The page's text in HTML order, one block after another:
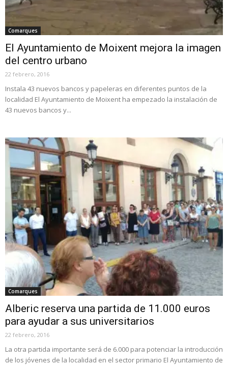
Comarques
El Ayuntamiento de Moixent mejora la imagen
del centro urbano
22 febrero, 2016
Instala 43 nuevos bancos y papeleras en diferentes puntos de la
localidad El Ayuntamiento de Moixent ha empezado la instalación de
43 nuevos bancos y...
Comarques
Alberic reserva una partida de 11.000 euros
para ayudar a sus universitarios
22 febrero, 2016
La otra partida importante será de 6.000 para potenciar la introducción
de los jóvenes de la localidad en el sector primario El Ayuntamiento de